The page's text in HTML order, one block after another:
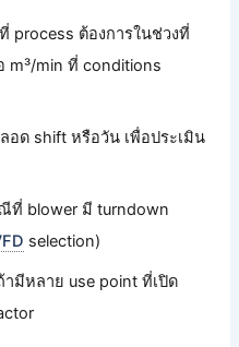
process ต้องการในช่วงที่
m³/min ที่ conditions
อด shift หรือวัน เพื่อประเมิน
ที่ blower มี turndown
selection)
มีหลาย use point ที่เปิด